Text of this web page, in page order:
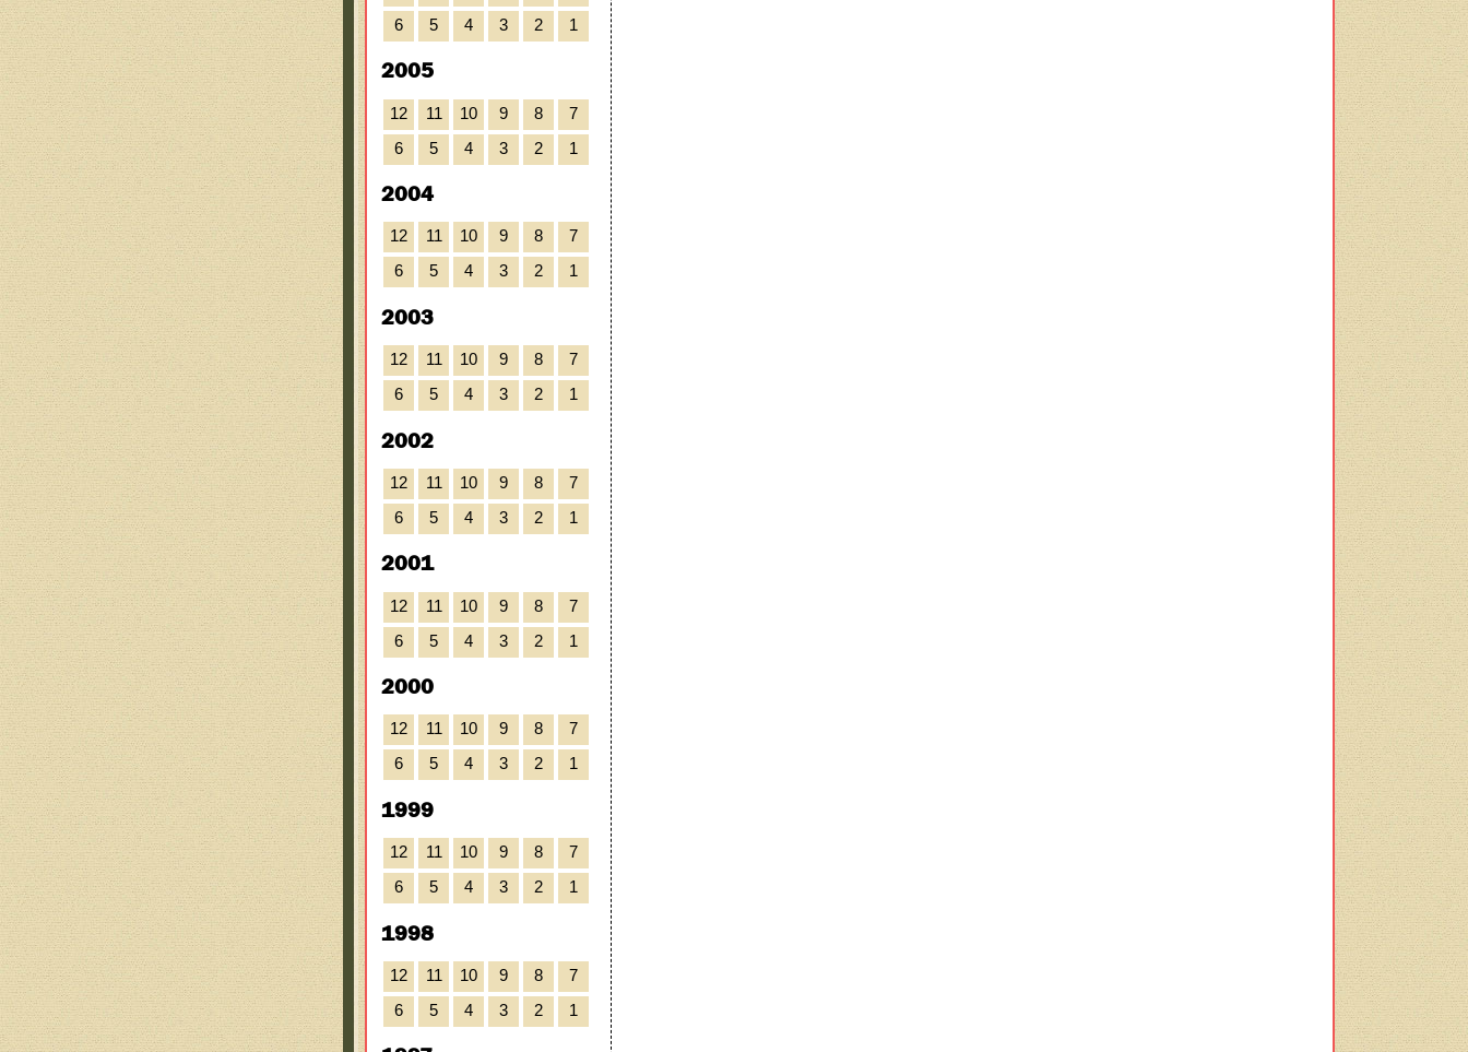
6
5 4 3 2 1
2005
12 11 10 9 8
7
6
5 4 3 2 1
2004
12 11 10 9 8
7
6
5 4 3 2 1
2003
12 11 10 9 8
7
6
5 4 3 2 1
2002
12 11 10 9 8
7
6
5 4 3 2 1
2001
12 11 10 9 8
7
6
5 4 3 2 1
2000
12 11 10 9 8
7
6
5 4 3 2 1
1999
12 11 10 9 8
7
6
5 4 3 2 1
1998
12 11 10 9 8
7
6
5 4 3 2 1